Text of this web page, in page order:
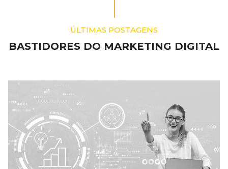
ÚLTIMAS POSTAGENS
BASTIDORES DO MARKETING DIGITAL